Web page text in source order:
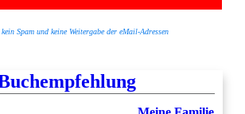
Spam und keine Weitergabe der eMail-Adressen